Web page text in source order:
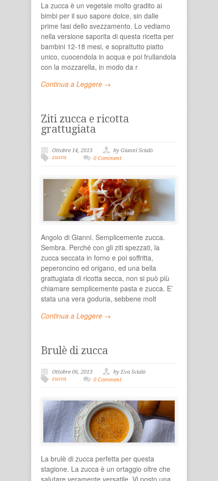
La zucca è un vegetale molto gradito ai
bimbi per il suo sapore dolce, sin dalle
prime fasi dello svezzamento. Lo vediamo
nella versione saporita di questa ricetta per
bambini 12-18 mesi, e soprattutto piatto
unico, cuocendola in acqua e poi frullandola
con la mozzarella, in modo da r
Continua a Leggere →
Ziti zucca e ricotta
grattugiata
Ottobre 14, 2013
by Gianni Scialò
zucca
0 Comment
Angolo di Gianni. Semplicemente zucca.
Sembra. Perché con gli ziti spezzati, la
zucca seccata in forno e poi soffritta,
peperoncino ed origano, ed una bella
grattugiata di ricotta secca, non si può più
chiamare semplicemente pasta e zucca. E’
stata una vera goduria, sebbene molt
Continua a Leggere →
Brulè di zucca
Ottobre 06, 2013
by Eva Scialò
zucca
0 Comment
La brulè di zucca perfetta per questa
stagione. La zucca è un ortaggio oltre che
salutare veramente versatile. Vi posto una